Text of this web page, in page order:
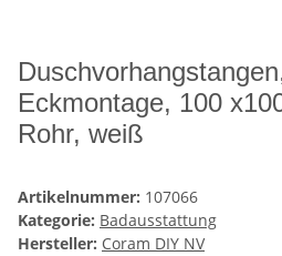
Eckmontage, 100
Rohr, weiß
Artikelnummer: 107066
Kategorie: Badausstattung
Hersteller: Coram DIY NV